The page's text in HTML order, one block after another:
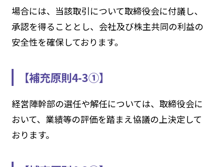
場合には、当該取引について取締役会に付議し、
承認を得ることとし、会社及び株主共同の利益の
安全性を確保しております。
【補充原則4-3①】
経営陣幹部の選任や解任については、取締役会に
おいて、業績等の評価を踏まえ協議の上決定して
おります。